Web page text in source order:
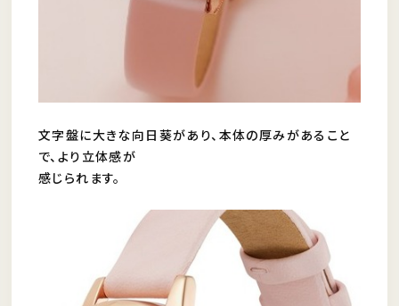
文字盤に大きな向日葵があり、本体の厚みがあること
で、より立体感が
感じられます。